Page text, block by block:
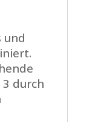
und
durch